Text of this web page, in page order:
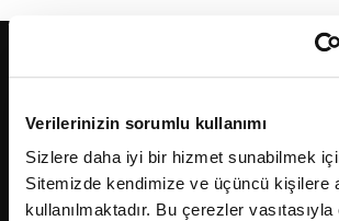
Verilerinizin sorumlu kullanımı
Sizlere daha iyi bir hizmet sunabilmek
Sitemizde kendimize ve üçüncü kişilere
kullanılmaktadır. Bu çerezler
2026Fikriyat. Tüm hakları saklıdır.